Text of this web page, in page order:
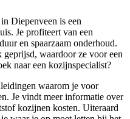
Diepenveen is een
Je profiteert van een
en spaarzaam onderhoud.
waardoor ze voor een
naar een kozijnspecialist?
waarom je voor
Je vindt meer informatie over
kozijnen kosten. Uiteraard